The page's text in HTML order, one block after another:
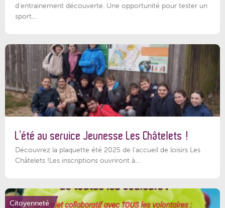
d'entrainement découverte. Une opportunité pour tester un
sport...
L’été au service Jeunesse Les Châtelets !
Découvrez la plaquette été 2025 de l’accueil de loisirs Les
Châtelets !Les inscriptions ouvriront à...
Citoyenneté